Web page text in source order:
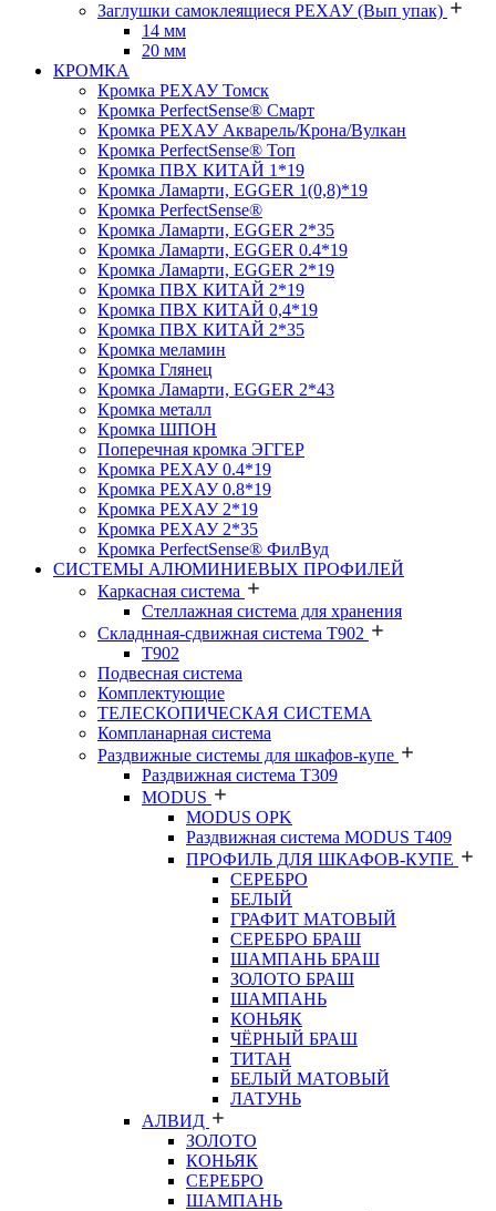
Заглушки самоклеящиеся РЕХАУ (Вып упак)
14 мм
20 мм
КРОМКА
Кромка PЕХАУ Томск
Кромка PerfectSense® Смарт
Кромка PЕХАУ Акварель/Крона/Вулкан
Кромка PerfectSense® Топ
Кромка ПВХ КИТАЙ 1*19
Кромка Ламарти, EGGER 1(0,8)*19
Кромка PerfectSense®
Кромка Ламарти, EGGER 2*35
Кромка Ламарти, EGGER 0.4*19
Кромка Ламарти, EGGER 2*19
Кромка ПВХ КИТАЙ 2*19
Кромка ПВХ КИТАЙ 0,4*19
Кромка ПВХ КИТАЙ 2*35
Кромка меламин
Кромка Глянец
Кромка Ламарти, EGGER 2*43
Кромка металл
Кромка ШПОН
Поперечная кромка ЭГГЕР
Кромка PЕХАУ 0.4*19
Кромка PЕХАУ 0.8*19
Кромка PЕХАУ 2*19
Кромка PЕХАУ 2*35
Кромка PerfectSense® ФилВуд
СИСТЕМЫ АЛЮМИНИЕВЫХ ПРОФИЛЕЙ
Каркасная система
Стеллажная система для хранения
Складнная-сдвижная система Т902
T902
Подвесная система
Комплектующие
ТЕЛЕСКОПИЧЕСКАЯ СИСТЕМА
Компланарная система
Раздвижные системы для шкафов-купе
Раздвижная система Т309
MODUS
MODUS OPK
Раздвижная система MODUS T409
ПРОФИЛЬ ДЛЯ ШКАФОВ-КУПЕ
СЕРЕБРО
БЕЛЫЙ
ГРАФИТ МАТОВЫЙ
СЕРЕБРО БРАШ
ШАМПАНЬ БРАШ
ЗОЛОТО БРАШ
ШАМПАНЬ
КОНЬЯК
ЧЁРНЫЙ БРАШ
ТИТАН
БЕЛЫЙ МАТОВЫЙ
ЛАТУНЬ
АЛВИД
ЗОЛОТО
КОНЬЯК
СЕРЕБРО
ШАМПАНЬ